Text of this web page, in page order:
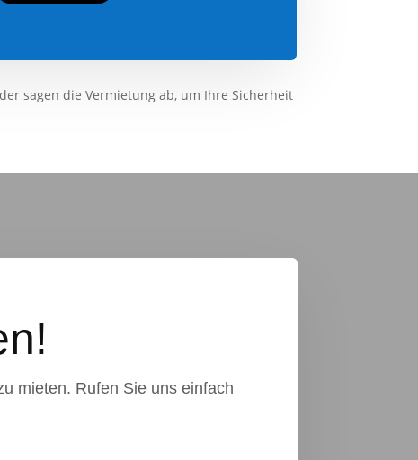
sagen die Vermietung ab, um Ihre Sicherheit
mieten. Rufen Sie uns einfach